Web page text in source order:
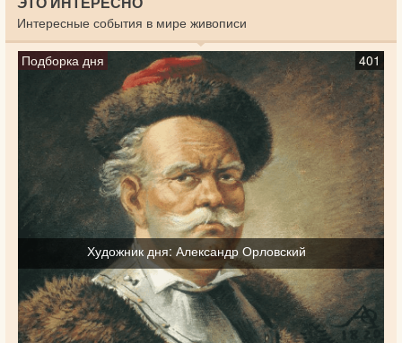
Интересные события в мире живописи
Подборка дня 401
Художник дня: Александр Орловский